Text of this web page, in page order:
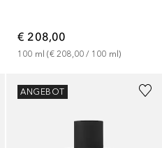
€ 208,00
100 ml (€ 208,00 / 100 ml)
ANGEBOT